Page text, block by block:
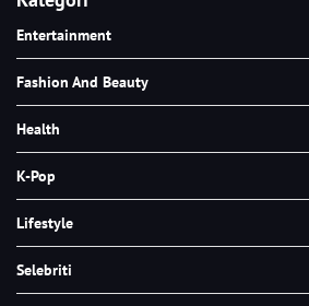
Entertainment
Fashion And Beauty
Health
K-Pop
Lifestyle
Selebriti